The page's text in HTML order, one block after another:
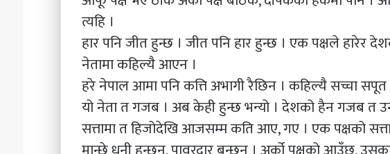
त्यहि ।
हार पनि जीत हुन्छ । जीत पनि हार हुन्छ । एक पक्षले हारेर
नेतामा कहिल्यै आएन ।
हरे नेपाल आमा पनि कत्ति अभागी रैछिन । कहिल्यै सच्चा सपूत
यो नेता त गजब । अब केही हुन्छ भन्यो । देशको हैन गजब त
सत्तामा त हिजोदेखि आजसम्म कति आए, गए । एक पक्षको